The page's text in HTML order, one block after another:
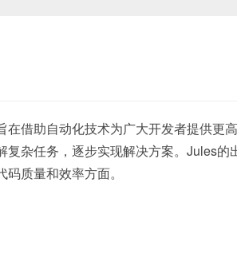
在借助自动化技术为广大开发者提供更
杂任务，逐步实现解决方案。Jules的
质量和效率方面。